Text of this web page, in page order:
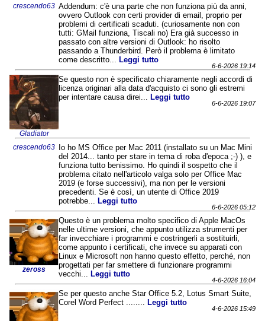
crescendo63 Addendum: c'è una parte che non funziona più da anni,
ovvero Outlook con certi provider di email, proprio per
problemi di certificati scaduti. (curiosamente non con
tutti: GMail funziona, Tiscali no) Era già successo in
passato con altre versioni di Outlook: ho risolto
passando a Thunderbird. Però il problema è limitato
come descritto... Leggi tutto
6-6-2026 19:14
Gladiator
Se questo non è specificato chiaramente negli accordi di
licenza originari alla data d'acquisto ci sono gli estremi
per intentare causa direi... Leggi tutto
6-6-2026 19:07
crescendo63 Io ho MS Office per Mac 2011 (installato su un Mac Mini
del 2014... tanto per stare in tema di roba d'epoca ;-) ), e
funziona tutto benissimo. Ho quindi il sospetto che il
problema citato nell'articolo valga solo per Office Mac
2019 (e forse successivi), ma non per le versioni
precedenti. Se è così, un utente di Office 2019
potrebbe...Leggi tutto
6-6-2026 05:12
zeross
Questo è un problema molto specifico di Apple MacOs
nelle ultime versioni, che appunto utilizza strumenti per
far invecchiare i programmi e costringerli a sostituirli,
come appunto i certificati, che invece su apparati con
Linux e Microsoft non hanno questo effetto, perché, non
progettati per far smettere di funzionare programmi
vecchi...Leggi tutto
4-6-2026 16:04
Se per questo anche Star Office 5.2, Lotus Smart Suite,
Corel Word Perfect ........Leggi tutto
4-6-2026 15:49